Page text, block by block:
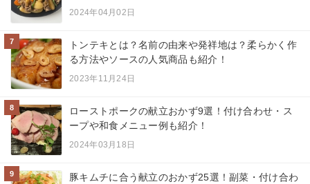
2024年04月02日
7
トンテキとは？名前の由来や発祥地は？柔らかく作
る方法やソースの人気商品も紹介！
2023年11月24日
8
ローストポークの献立おかず9選！付け合わせ・ス
ープや和食メニュー例も紹介！
2024年03月18日
9
豚キムチに合う献立のおかず25選！副菜・付け合わ